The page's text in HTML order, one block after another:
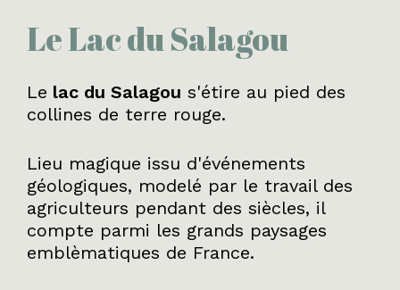
Le Lac du Salagou
Le lac du Salagou s'étire au pied des
collines de terre rouge.
Lieu magique issu d'événements
géologiques, modelé par le travail des
agriculteurs pendant des siècles, il
compte parmi les grands paysages
emblèmatiques de France.